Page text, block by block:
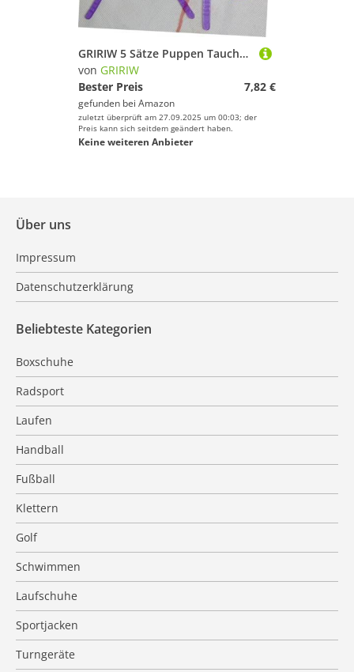
GRIRIW 5 Sätze Puppen Tauchausrüstung mit Realistischem Sauerstoffzylinder Kleinen Taucherbrillen und Flossen Puppen Taucher Sammeln
von GRIRIW
Bester Preis
7,82 €
gefunden bei Amazon
zuletzt überprüft am 27.09.2025 um 00:03; der
Preis kann sich seitdem geändert haben.
Keine weiteren Anbieter
Über uns
Impressum
Datenschutzerklärung
Beliebteste Kategorien
Boxschuhe
Radsport
Laufen
Handball
Fußball
Klettern
Golf
Schwimmen
Laufschuhe
Sportjacken
Turngeräte